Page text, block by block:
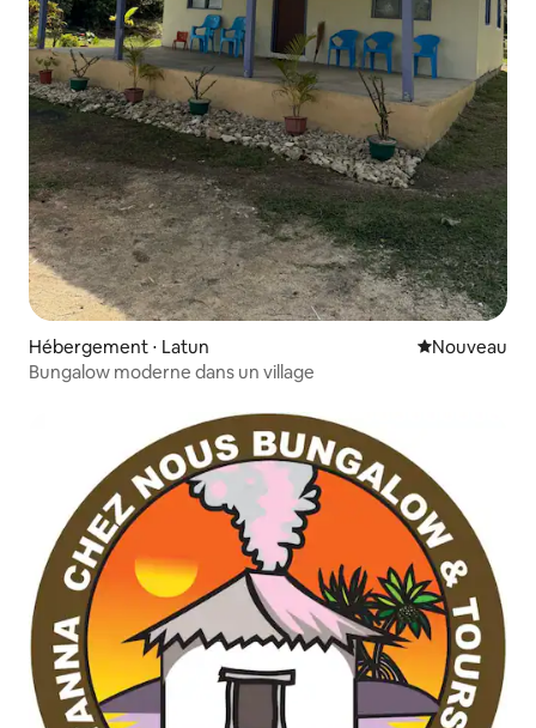
Hébergement ⋅ Latun Nouvel
Nouveau
Bungalow moderne dans un village